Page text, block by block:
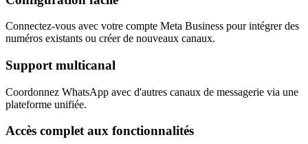
Connectez-vous avec votre compte Meta Business pour intégrer des
numéros existants ou créer de nouveaux canaux.
Support multicanal
Coordonnez WhatsApp avec d'autres canaux de messagerie via une
plateforme unifiée.
Accès complet aux fonctionnalités